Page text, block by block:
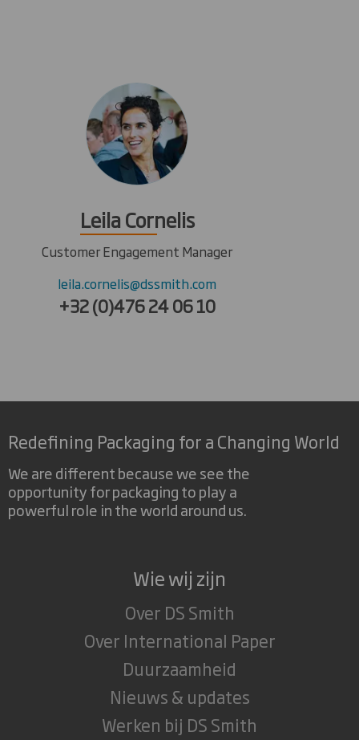
Leila Cornelis
Customer Engagement Manager
leila.cornelis@dssmith.com
+32 (0)476 24 06 10
Redefining Packaging for a Changing World
We are different because we see the
opportunity for packaging to play a
powerful role in the world around us.
Wie wij zijn
Over DS Smith
Over International Paper
Duurzaamheid
Nieuws & updates
Werken bij DS Smith